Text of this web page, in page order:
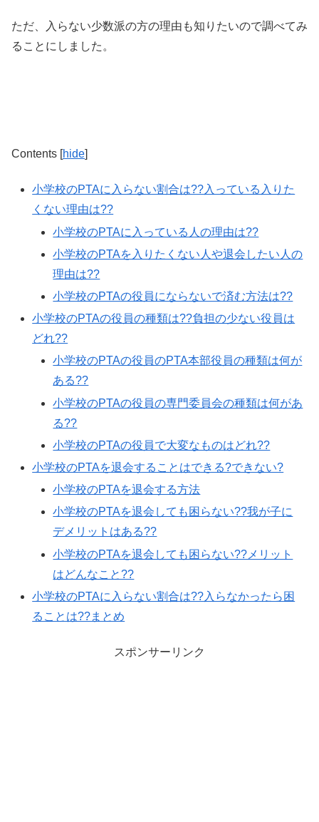
ただ、入らない少数派の方の理由も知りたいので調べてみ
ることにしました。
Contents [hide]
小学校のPTAに入らない割合は??入っている入りた
くない理由は??
小学校のPTAに入っている人の理由は??
小学校のPTAを入りたくない人や退会したい人の
理由は??
小学校のPTAの役員にならないで済む方法は??
小学校のPTAの役員の種類は??負担の少ない役員は
どれ??
小学校のPTAの役員のPTA本部役員の種類は何が
ある??
小学校のPTAの役員の専門委員会の種類は何があ
る??
小学校のPTAの役員で大変なものはどれ??
小学校のPTAを退会することはできる?できない?
小学校のPTAを退会する方法
小学校のPTAを退会しても困らない??我が子に
デメリットはある??
小学校のPTAを退会しても困らない??メリット
はどんなこと??
小学校のPTAに入らない割合は??入らなかったら困
ることは??まとめ
スポンサーリンク